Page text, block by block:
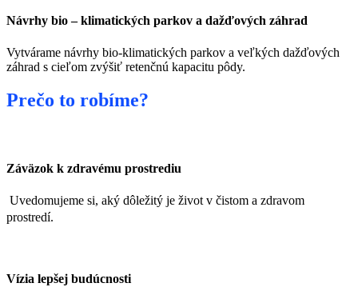
Návrhy bio – klimatických parkov a dažďových záhrad
Vytvárame návrhy bio-klimatických parkov a veľkých dažďových
záhrad s cieľom zvýšiť retenčnú kapacitu pôdy.
Prečo to robíme?
Záväzok k zdravému prostrediu
Uvedomujeme si, aký dôležitý je život v čistom a zdravom
prostredí.
Vízia lepšej budúcnosti